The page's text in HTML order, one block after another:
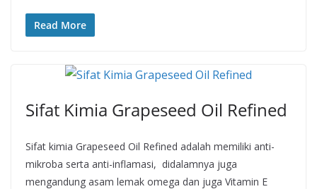
Read More
Sifat Kimia Grapeseed Oil Refined
Sifat kimia Grapeseed Oil Refined adalah memiliki anti-
mikroba serta anti-inflamasi, didalamnya juga
mengandung asam lemak omega dan juga Vitamin E